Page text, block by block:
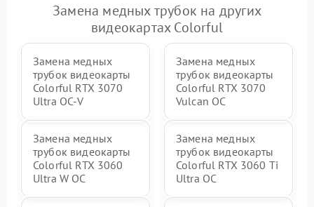
Замена медных трубок на других
видеокартах Colorful
Замена медных
трубок видеокарты
Colorful RTX 3070
Ultra OC-V
Замена медных
трубок видеокарты
Colorful RTX 3070
Vulcan OC
Замена медных
трубок видеокарты
Colorful RTX 3060
Ultra W OC
Замена медных
трубок видеокарты
Colorful RTX 3060 Ti
Ultra OC